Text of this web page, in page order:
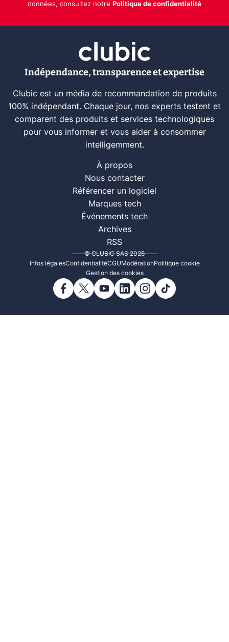
données, consultez notre Politique de confidentialité
Indépendance, transparence et expertise
Clubic est un média de recommandation de produits
100% indépendant. Chaque jour, nos experts testent et
comparent des produits et services technologiques
pour vous informer et vous aider à consommer
intelligemment.
À propos
Nous contacter
Référencer un logiciel
Marques tech
Événements tech
Archives
RSS
© CLUBIC SAS 2026
Infos légalesConfidentialitéCGUModérationPolitique cookie
Gestion des cookies